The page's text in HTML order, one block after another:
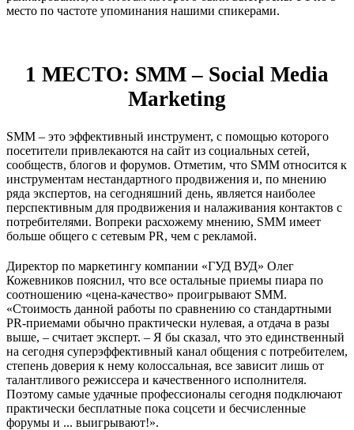
место по частоте упоминания нашими спикерами.
1 МЕСТО: SMM – Social Media
Marketing
SMM – это эффективный инструмент, с помощью которого
посетители привлекаются на сайт из социальных сетей,
сообществ, блогов и форумов. Отметим, что SMM относится к
инструментам нестандартного продвижения и, по мнению
ряда экспертов, на сегодняшний день, является наиболее
перспективным для продвижения и налаживания контактов с
потребителями. Вопреки расхожему мнению, SMM имеет
больше общего с сетевым PR, чем с рекламой.
Директор по маркетингу компании «ГУД ВУД» Олег
Кожевников пояснил, что все остальные приемы пиара по
соотношению «цена-качество» проигрывают SMM.
«Стоимость данной работы по сравнению со стандартными
PR-приемами обычно практически нулевая, а отдача в разы
выше, – считает эксперт. – Я бы сказал, что это единственный
на сегодня суперэффективный канал общения с потребителем,
степень доверия к нему колоссальная, все зависит лишь от
талантливого режиссера и качественного исполнителя.
Поэтому самые удачные профессионалы сегодня подключают
практически бесплатные пока соцсети и бесчисленные
форумы и ... выигрывают!».